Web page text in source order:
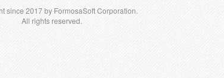
since 2017 by FormosaSoft Corporation.
All rights reserved.